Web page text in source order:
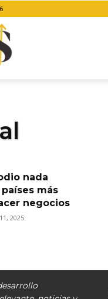
nada
más
negocios
2025